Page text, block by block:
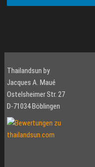
Thailandsun by
Jacques A. Maué
Ostelsheimer Str. 27
D-71034 Böblingen